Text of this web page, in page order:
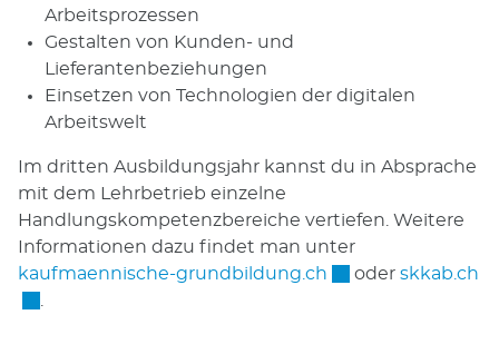
Arbeitsprozessen
Gestalten von Kunden- und
Lieferantenbeziehungen
Einsetzen von Technologien der digitalen
Arbeitswelt
Im dritten Ausbildungsjahr kannst du in Absprache
mit dem Lehrbetrieb einzelne
Handlungskompetenzbereiche vertiefen. Weitere
Informationen dazu findet man unter
kaufmaennische-grundbildung.ch Externer Link
oder skkab.ch